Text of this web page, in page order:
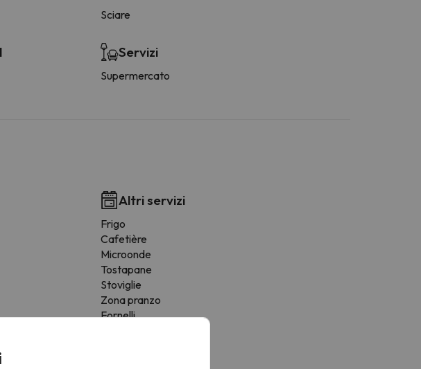
Sciare
Servizi
Supermercato
Altri servizi
Frigo
Cafetière
Microonde
Tostapane
Stoviglie
Zona pranzo
Fornelli